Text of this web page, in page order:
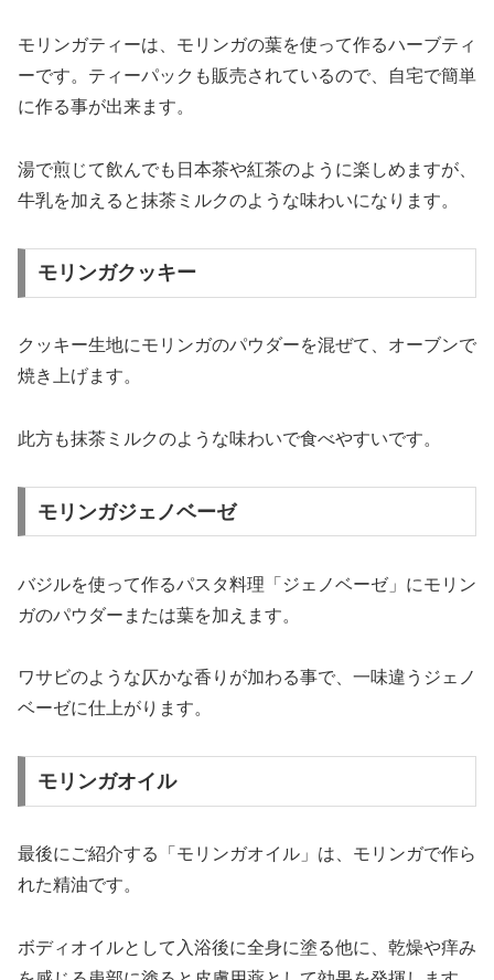
モリンガティーは、モリンガの葉を使って作るハーブティ
ーです。ティーパックも販売されているので、自宅で簡単
に作る事が出来ます。
湯で煎じて飲んでも日本茶や紅茶のように楽しめますが、
牛乳を加えると抹茶ミルクのような味わいになります。
モリンガクッキー
クッキー生地にモリンガのパウダーを混ぜて、オーブンで
焼き上げます。
此方も抹茶ミルクのような味わいで食べやすいです。
モリンガジェノベーゼ
バジルを使って作るパスタ料理「ジェノベーゼ」にモリン
ガのパウダーまたは葉を加えます。
ワサビのような仄かな香りが加わる事で、一味違うジェノ
ベーゼに仕上がります。
モリンガオイル
最後にご紹介する「モリンガオイル」は、モリンガで作ら
れた精油です。
ボディオイルとして入浴後に全身に塗る他に、乾燥や痒み